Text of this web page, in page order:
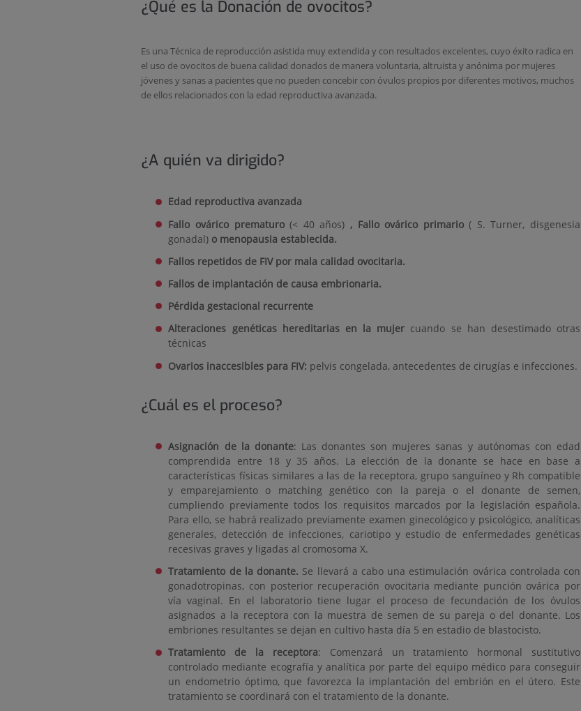
¿Qué es la Donación de ovocitos?
Es una Técnica de reproducción asistida muy extendida y con resultados excelentes, cuyo éxito radica en
el uso de ovocitos de buena calidad donados de manera voluntaria, altruista y anónima por mujeres
jóvenes y sanas a pacientes que no pueden concebir con óvulos propios por diferentes motivos, muchos
de ellos relacionados con la edad reproductiva avanzada.
¿A quién va dirigido?
Edad reproductiva avanzada
Fallo ovárico prematuro(< 40 años) , Fallo ovárico primario( S. Turner, disgenesia
gonadal) o menopausia establecida.
Fallos repetidos de FIV por mala calidad ovocitaria.
Fallos de implantación de causa embrionaria.
Pérdida gestacional recurrente
Alteraciones genéticas hereditarias en la mujer cuando se han desestimado otras
técnicas
Ovarios inaccesibles para FIV: pelvis congelada, antecedentes de cirugías e infecciones.
¿Cuál es el proceso?
Asignación de la donante: Las donantes son mujeres sanas y autónomas con edad
comprendida entre 18 y 35 años. La elección de la donante se hace en base a
características físicas similares a las de la receptora, grupo sanguíneo y Rh compatible
y emparejamiento o matching genético con la pareja o el donante de semen,
cumpliendo previamente todos los requisitos marcados por la legislación española.
Para ello, se habrá realizado previamente examen ginecológico y psicológico, analíticas
generales, detección de infecciones, cariotipo y estudio de enfermedades genéticas
recesivas graves y ligadas al cromosoma X.
Tratamiento de la donante. Se llevará a cabo una estimulación ovárica controlada con
gonadotropinas, con posterior recuperación ovocitaria mediante punción ovárica por
vía vaginal. En el laboratorio tiene lugar el proceso de fecundación de los óvulos
asignados a la receptora con la muestra de semen de su pareja o del donante. Los
embriones resultantes se dejan en cultivo hasta día 5 en estadio de blastocisto.
Tratamiento de la receptora: Comenzará un tratamiento hormonal sustitutivo
controlado mediante ecografía y analítica por parte del equipo médico para conseguir
un endometrio óptimo, que favorezca la implantación del embrión en el útero. Este
tratamiento se coordinará con el tratamiento de la donante.